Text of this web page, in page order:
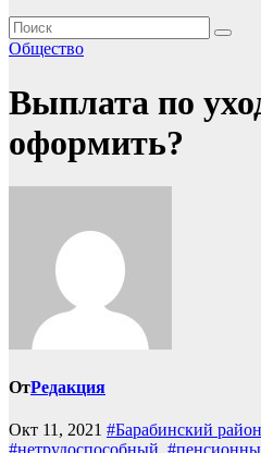
Общество
Выплата по
оформить?
ОтРедакция
Окт 11, 2021 #Барабинский район
#нетрудоспособный,